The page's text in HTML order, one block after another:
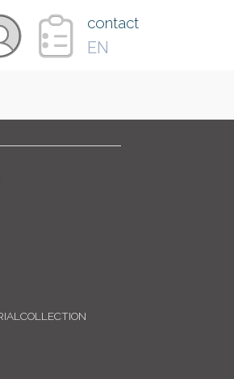
contact
EN